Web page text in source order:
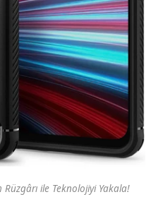
ile Teknolojiyi Yakala!